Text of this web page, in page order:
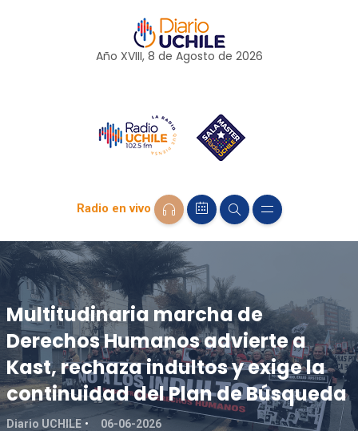
Año XVIII, 8 de Agosto de 2026
Radio en vivo
Multitudinaria marcha de
Derechos Humanos advierte a
Kast, rechaza indultos y exige la
continuidad del Plan de Búsqueda
Diario UCHILE 06-06-2026